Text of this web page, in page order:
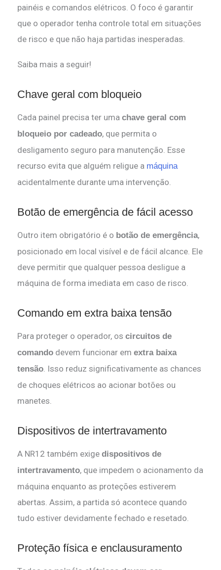
painéis e comandos elétricos. O foco é garantir
que o operador tenha controle total em situações
de risco e que não haja partidas inesperadas.
Saiba mais a seguir!
Chave geral com bloqueio
Cada painel precisa ter uma chave geral com
bloqueio por cadeado, que permita o
desligamento seguro para manutenção. Esse
recurso evita que alguém religue a máquina
acidentalmente durante uma intervenção.
Botão de emergência de fácil acesso
Outro item obrigatório é o botão de emergência,
posicionado em local visível e de fácil alcance. Ele
deve permitir que qualquer pessoa desligue a
máquina de forma imediata em caso de risco.
Comando em extra baixa tensão
Para proteger o operador, os circuitos de
comando devem funcionar em extra baixa
tensão. Isso reduz significativamente as chances
de choques elétricos ao acionar botões ou
manetes.
Dispositivos de intertravamento
A NR12 também exige dispositivos de
intertravamento, que impedem o acionamento da
máquina enquanto as proteções estiverem
abertas. Assim, a partida só acontece quando
tudo estiver devidamente fechado e resetado.
Proteção física e enclausuramento